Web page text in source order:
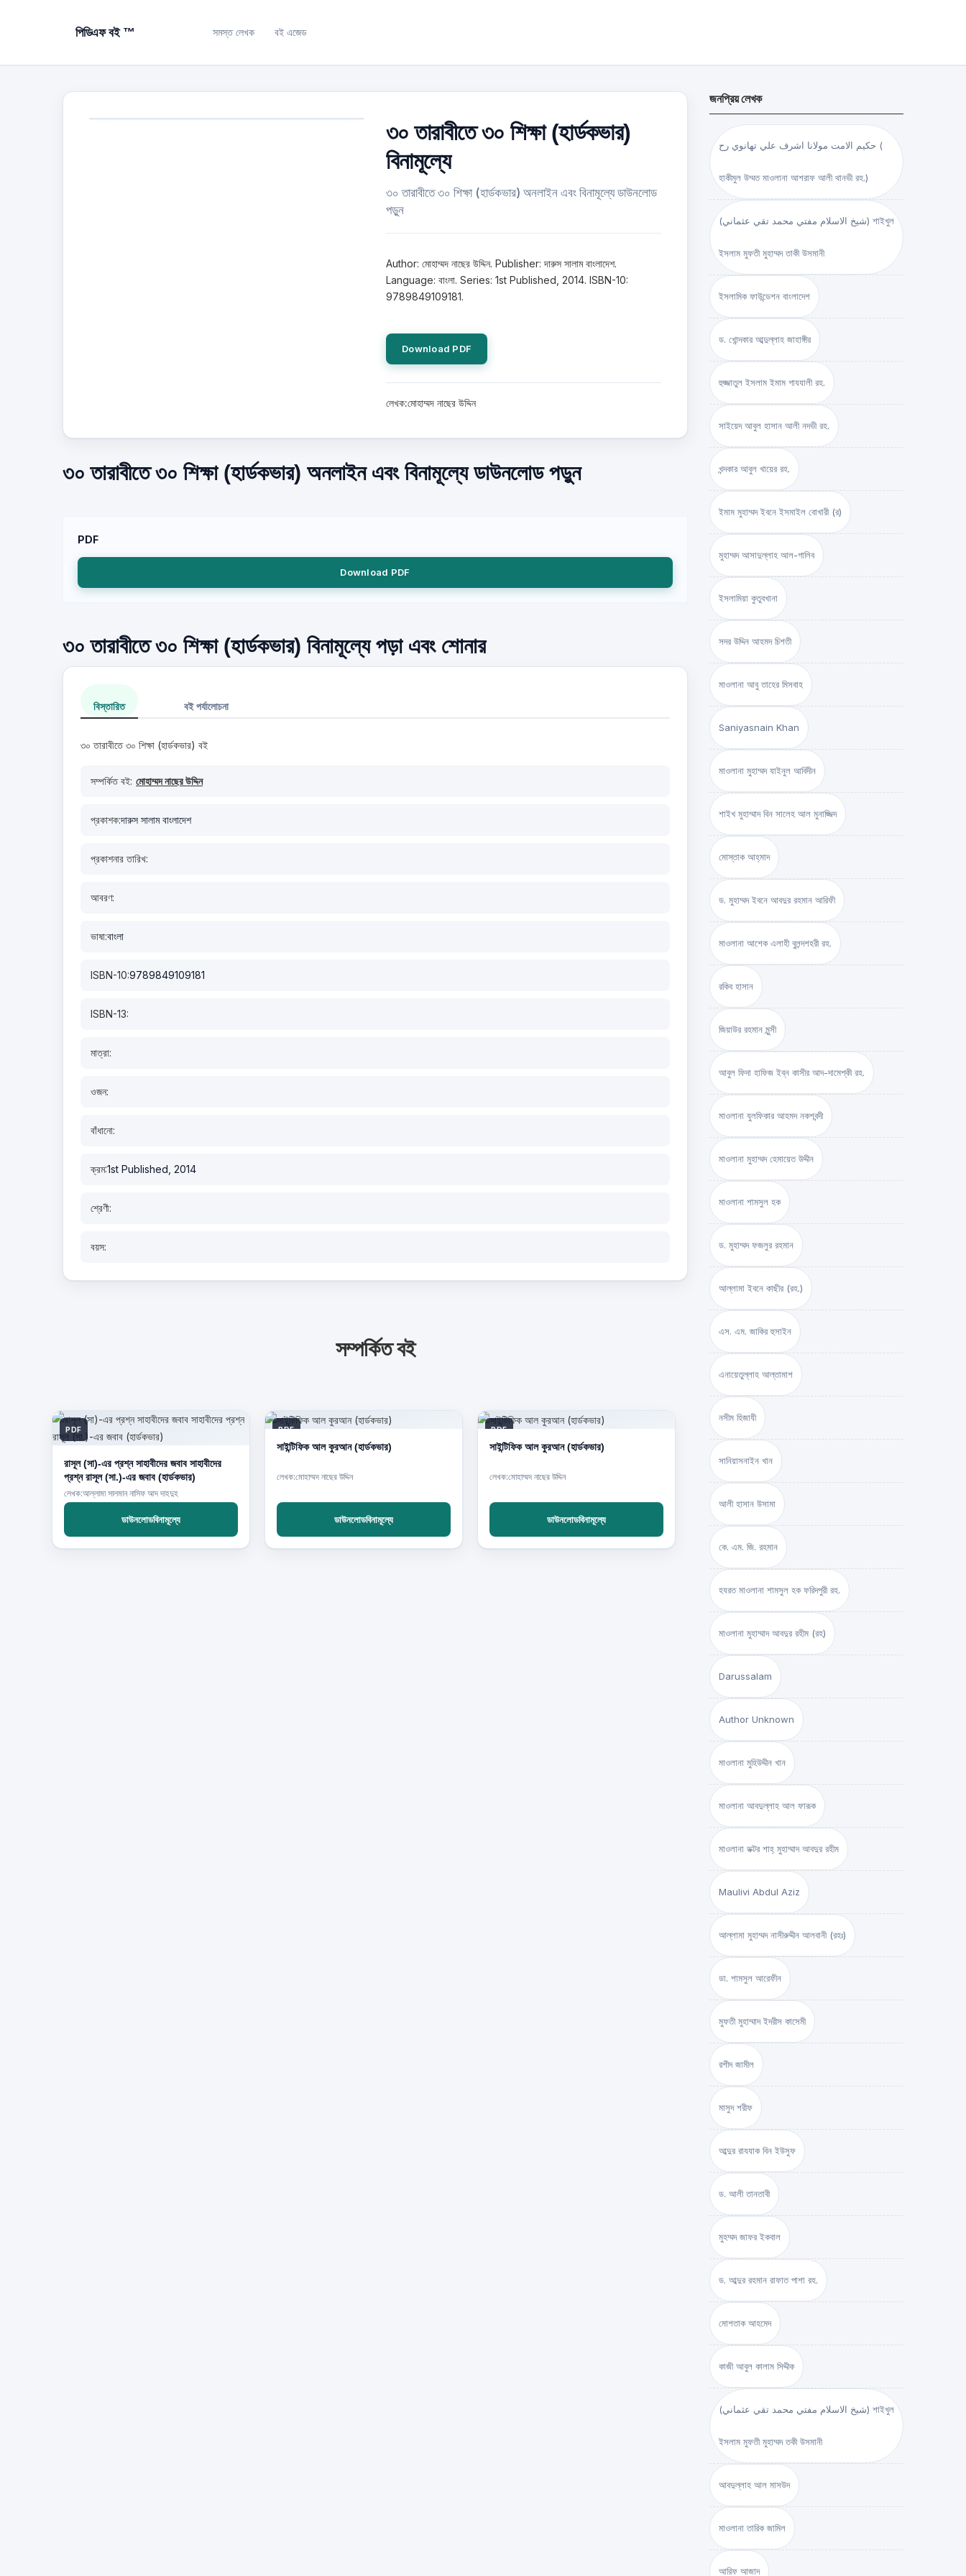
পিডিএফ বই ™ সমস্ত লেখক বই এজেড
৩০ তারাবীতে ৩০ শিক্ষা (হার্ডকভার)
বিনামূল্যে
৩০ তারাবীতে ৩০ শিক্ষা (হার্ডকভার) অনলাইন এবং বিনামূল্যে ডাউনলোড
পড়ুন
Author: মোহাম্মদ নাছের উদ্দিন. Publisher: দারুস সালাম বাংলাদেশ.
Language: বাংলা. Series: 1st Published, 2014. ISBN-10:
9789849109181.
Download PDF
লেখক:মোহাম্মদ নাছের উদ্দিন
৩০ তারাবীতে ৩০ শিক্ষা (হার্ডকভার) অনলাইন এবং বিনামূল্যে ডাউনলোড পড়ুন
PDF
Download PDF
৩০ তারাবীতে ৩০ শিক্ষা (হার্ডকভার) বিনামূল্যে পড়া এবং শোনার
বিস্তারিত বই পর্যালোচনা
৩০ তারাবীতে ৩০ শিক্ষা (হার্ডকভার) বই
সম্পর্কিত বই: মোহাম্মদ নাছের উদ্দিন
প্রকাশক:দারুস সালাম বাংলাদেশ
প্রকাশনার তারিখ:
আবরণ:
ভাষা:বাংলা
ISBN-10:9789849109181
ISBN-13:
মাত্রা:
ওজন:
বাঁধানো:
ক্রম:1st Published, 2014
শ্রেণী:
বয়স:
সম্পর্কিত বই
PDF
রাসূল (সা)-এর প্রশ্ন সাহাবীদের জবাব সাহাবীদের
প্রশ্ন রাসূল (সা.)-এর জবাব (হার্ডকভার)
লেখক:আল্লামা সালমান নাসিফ আদ দাহদুহ
ডাউনলোডবিনামূল্যে
PDF
সাইন্টিফিক আল কুরআন (হার্ডকভার)
লেখক:মোহাম্মদ নাছের উদ্দিন
ডাউনলোডবিনামূল্যে
PDF
সাইন্টিফিক আল কুরআন (হার্ডকভার)
লেখক:মোহাম্মদ নাছের উদ্দিন
ডাউনলোডবিনামূল্যে
জনপ্রিয় লেখক
حكيم الامت مولانا اشرف علي تهانوي رح (
হাকীমুল উম্মত মাওলানা আশরাফ আলী থানভী রহ.)
(شيخ الاسلام مفتي محمد تقي عثماني) শাইখুল
ইসলাম মুফতী মুহাম্মদ তাকী উসমানী
ইসলামিক ফাউন্ডেশন বাংলাদেশ
ড. খোন্দকার আব্দুল্লাহ জাহাঙ্গীর
হুজ্জাতুল ইসলাম ইমাম গাযযালী রহ.
সাইয়েদ আবুল হাসান আলী নদভী রহ.
খন্দকার আবুল খায়ের রহ.
ইমাম মুহাম্মদ ইবনে ইসমাইল বোখারী (র)
মুহাম্মদ আসাদুল্লাহ আল-গালিব
ইসলামিয়া কুতুবখানা
সদর উদ্দিন আহমদ চিশতী
মাওলানা আবু তাহের মিসবাহ
Saniyasnain Khan
মাওলানা মুহাম্মদ যাইনুল আবিদীন
শাইখ মুহাম্মাদ বিন সালেহ আল মুনাজ্জিদ
মোস্তাক আহ্‌মাদ
ড. মুহাম্মদ ইবনে আবদুর রহমান আরিফী
মাওলানা আশেক এলাহী বুলন্দশহরী রহ.
রকিব হাসান
জিয়াউর রহমান মুন্সী
আবুল ফিদা হাফিজ ইব্‌ন কাসীর আদ-দামেশ্‌কী রহ.
মাওলানা যুলফিকার আহমদ নকশবন্দী
মাওলানা মুহাম্মদ হেমায়েত উদ্দীন
মাওলানা শামসুল হক
ড. মুহাম্মদ ফজলুর রহমান
আল্লামা ইবনে কাছীর (রহ.)
এস. এম. জাকির হুসাইন
এনায়েতুল্লাহ আল্‌তামাশ
নসীম হিজাযী
সানিয়াসনাইন খান
আলী হাসান উসামা
কে. এম. জি. রহমান
হযরত মাওলানা শামসুল হক ফরিদপুরী রহ.
মাওলানা মুহাম্মাদ আবদুর রহীম (রহ)
Darussalam
Author Unknown
মাওলানা মুহিউদ্দীন খান
মাওলানা আবদুল্লাহ আল ফারূক
মাওলানা ডক্টর শাহ্‌ মুহাম্মাদ আবদুর রহীম
Maulivi Abdul Aziz
আল্লামা মুহাম্মদ নাসীরুদ্দীন আলবানী (রহঃ)
ডা. শামসুল আরেফীন
মুফতী মুহাম্মাদ ইদরীস কাসেমী
রশীদ জামীল
মাসুদ শরীফ
আব্দুর রাযযাক বিন ইউসুফ
ড. আলী তানতাবী
মুহম্মদ জাফর ইকবাল
ড. আব্দুর রহমান রাফাত পাশা রহ.
মোশতাক আহমেদ
কাজী আবুল কালাম সিদ্দীক
(شيخ الاسلام مفتي محمد تقي عثماني) শাইখুল
ইসলাম মুফতী মুহাম্মদ তকী উসমানী
আবদুল্লাহ আল মাসউদ
মাওলানা তারিক জামিল
আরিফ আজাদ